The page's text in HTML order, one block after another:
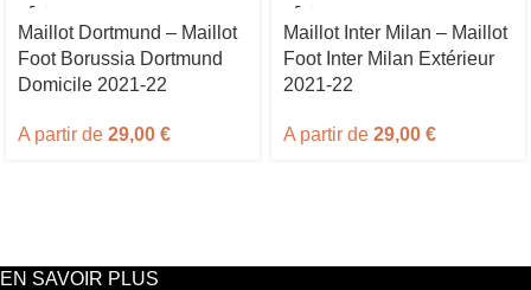
Maillot Dortmund – Maillot
Foot Borussia Dortmund
Domicile 2021-22
A partir de 29,00 €
Maillot Inter Milan – Maillot
Foot Inter Milan Extérieur
2021-22
A partir de 29,00 €
EN SAVOIR PLUS